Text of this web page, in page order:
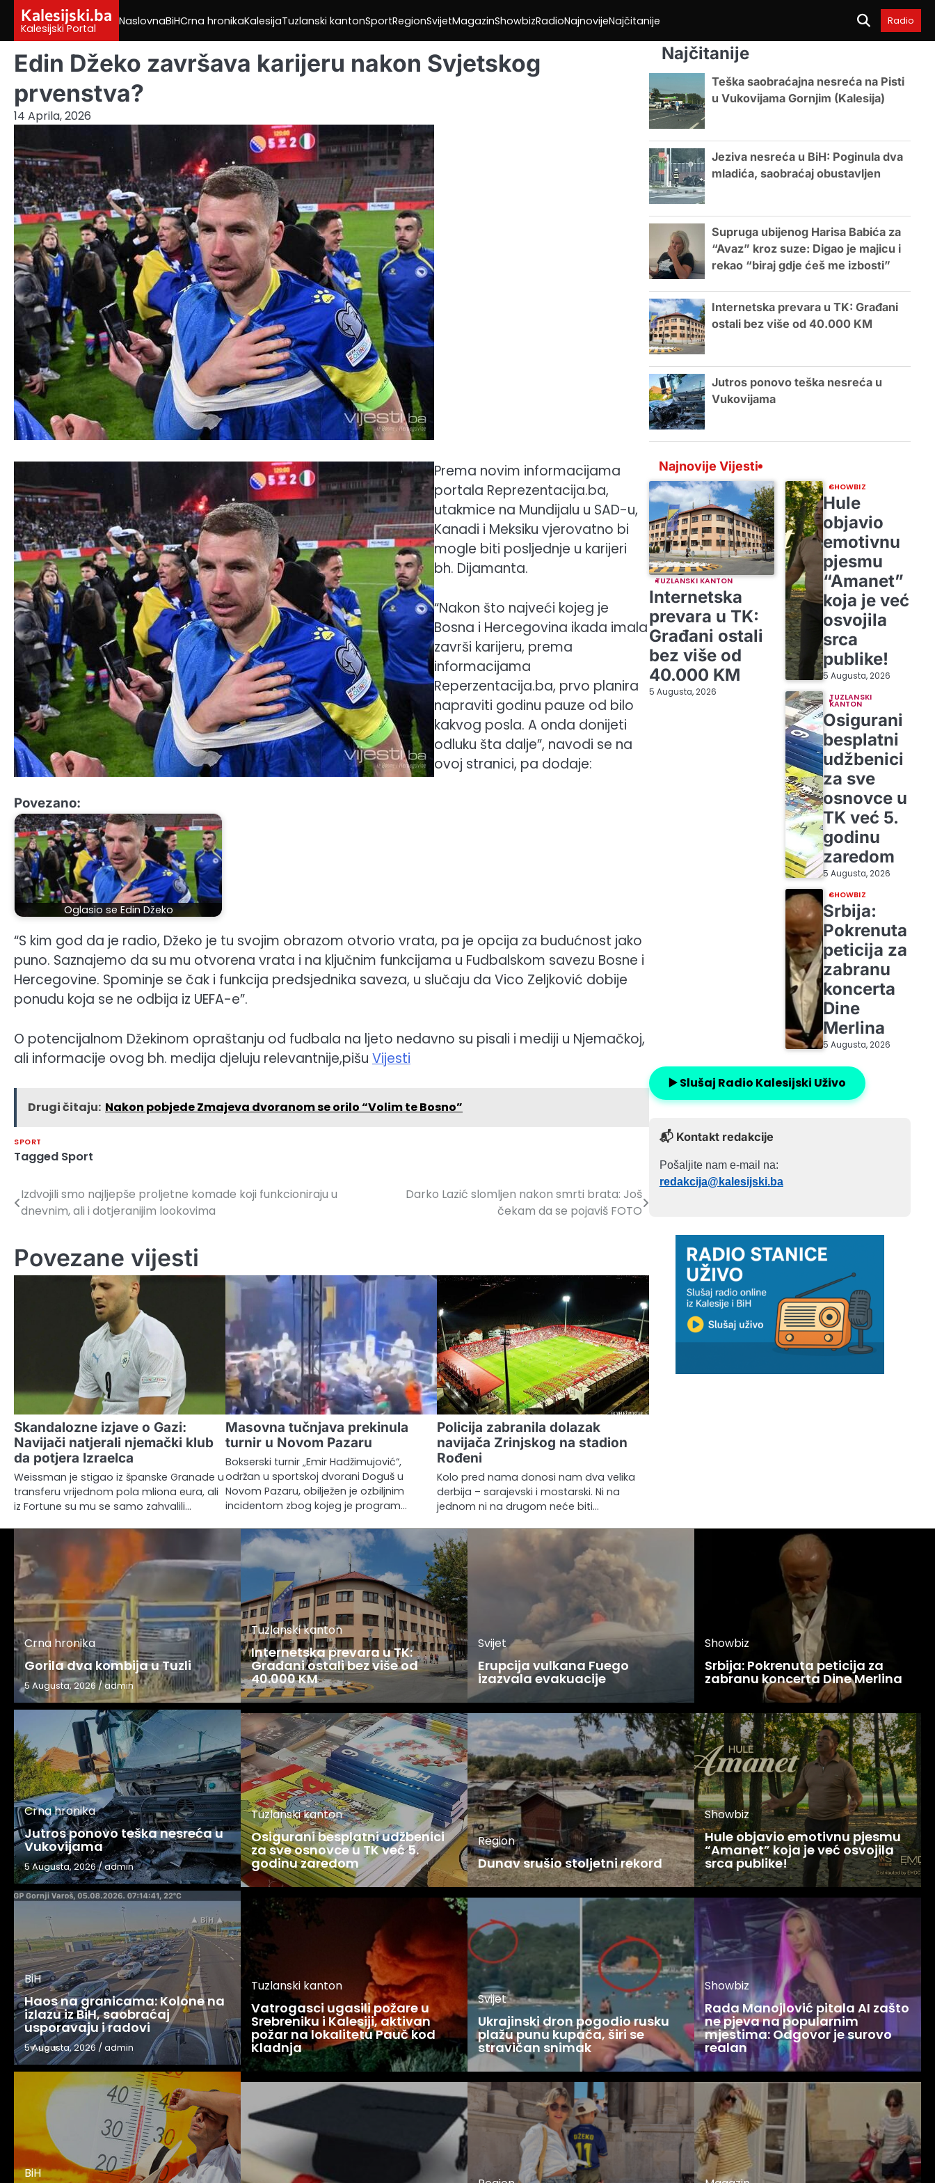
content
Kalesijski.ba
Kalesijski Portal
NaslovnaBiHCrna hronikaKalesijaTuzlanski kantonSportRegionSvijetMagazinShowbizRadioNajnovijeNajčitanije Radio
Edin Džeko završava karijeru nakon Svjetskog
prvenstva?
14 Aprila, 2026
Prema novim informacijama
portala Reprezentacija.ba,
utakmice na Mundijalu u SAD-u,
Kanadi i Meksiku vjerovatno bi
mogle biti posljednje u karijeri
bh. Dijamanta.
“Nakon što najveći kojeg je
Bosna i Hercegovina ikada imala
završi karijeru, prema
informacijama
Reperzentacija.ba, prvo planira
napraviti godinu pauze od bilo
kakvog posla. A onda donijeti
odluku šta dalje”, navodi se na
ovoj stranici, pa dodaje:
Povezano:
Oglasio se Edin Džeko
“S kim god da je radio, Džeko je tu svojim obrazom otvorio vrata, pa je opcija za budućnost jako
puno. Saznajemo da su mu otvorena vrata i na ključnim funkcijama u Fudbalskom savezu Bosne i
Hercegovine. Spominje se čak i funkcija predsjednika saveza, u slučaju da Vico Zeljković dobije
ponudu koja se ne odbija iz UEFA-e”.
O potencijalnom Džekinom opraštanju od fudbala na ljeto nedavno su pisali i mediji u Njemačkoj,
ali informacije ovog bh. medija djeluju relevantnije,pišu Vijesti
Drugi čitaju: Nakon pobjede Zmajeva dvoranom se orilo “Volim te Bosno”
SPORT
Tagged Sport
Navigacija
članaka
Izdvojili smo najljepše proljetne komade koji funkcioniraju u
dnevnim, ali i dotjeranijim lookovima
Darko Lazić slomljen nakon smrti brata: Još
čekam da se pojaviš FOTO
Povezane vijesti
Skandalozne izjave o Gazi:
Navijači natjerali njemački klub
da potjera Izraelca
Weissman je stigao iz španske Granade u
transferu vrijednom pola mliona eura, ali
iz Fortune su mu se samo zahvalili…
Masovna tučnjava prekinula
turnir u Novom Pazaru
Bokserski turnir „Emir Hadžimujović“,
održan u sportskoj dvorani Doguš u
Novom Pazaru, obilježen je ozbiljnim
incidentom zbog kojeg je program…
Policija zabranila dolazak
navijača Zrinjskog na stadion
Rođeni
Kolo pred nama donosi nam dva velika
derbija – sarajevski i mostarski. Ni na
jednom ni na drugom neće biti…
Najčitanije
Teška saobraćajna nesreća na Pisti
u Vukovijama Gornjim (Kalesija)
Jeziva nesreća u BiH: Poginula dva
mladića, saobraćaj obustavljen
Supruga ubijenog Harisa Babića za
“Avaz” kroz suze: Digao je majicu i
rekao “biraj gdje ćeš me izbosti”
Internetska prevara u TK: Građani
ostali bez više od 40.000 KM
Jutros ponovo teška nesreća u
Vukovijama
Najnovije Vijesti
TUZLANSKI KANTON
Internetska
prevara u TK:
Građani ostali
bez više od
40.000 KM
5 Augusta, 2026
SHOWBIZ
Hule
objavio
emotivnu
pjesmu
“Amanet”
koja je već
osvojila
srca
publike!
5 Augusta, 2026
TUZLANSKI
KANTON
Osigurani
besplatni
udžbenici
za sve
osnovce u
TK već 5.
godinu
zaredom
5 Augusta, 2026
SHOWBIZ
Srbija:
Pokrenuta
peticija za
zabranu
koncerta
Dine
Merlina
5 Augusta, 2026
▶️ Slušaj Radio Kalesijski Uživo
📬 Kontakt redakcije
Pošaljite nam e-mail na:
redakcija@kalesijski.ba
Crna hronika
Gorila dva kombija u Tuzli
5 Augusta, 2026/admin
Crna hronika
Jutros ponovo teška nesreća u
Vukovijama
5 Augusta, 2026/admin
BiH
Haos na granicama: Kolone na
izlazu iz BiH, saobraćaj
usporavaju i radovi
5 Augusta, 2026 / admin
BiH
Tuzlanski kanton
Internetska prevara u TK:
Građani ostali bez više od
40.000 KM
Tuzlanski kanton
Osigurani besplatni udžbenici
za sve osnovce u TK već 5.
godinu zaredom
Tuzlanski kanton
Vatrogasci ugasili požare u
Srebreniku i Kalesiji, aktivan
požar na lokalitetu Pauč kod
Kladnja
Svijet
Erupcija vulkana Fuego
izazvala evakuacije
Region
Dunav srušio stoljetni rekord
Svijet
Ukrajinski dron pogodio rusku
plažu punu kupača, širi se
stravičan snimak
Showbiz
Srbija: Pokrenuta peticija za
zabranu koncerta Dine Merlina
Showbiz
Hule objavio emotivnu pjesmu
“Amanet” koja je već osvojila
srca publike!
Showbiz
Rada Manojlović pitala AI zašto
ne pjeva na popularnim
mjestima: Odgovor je surovo
realan